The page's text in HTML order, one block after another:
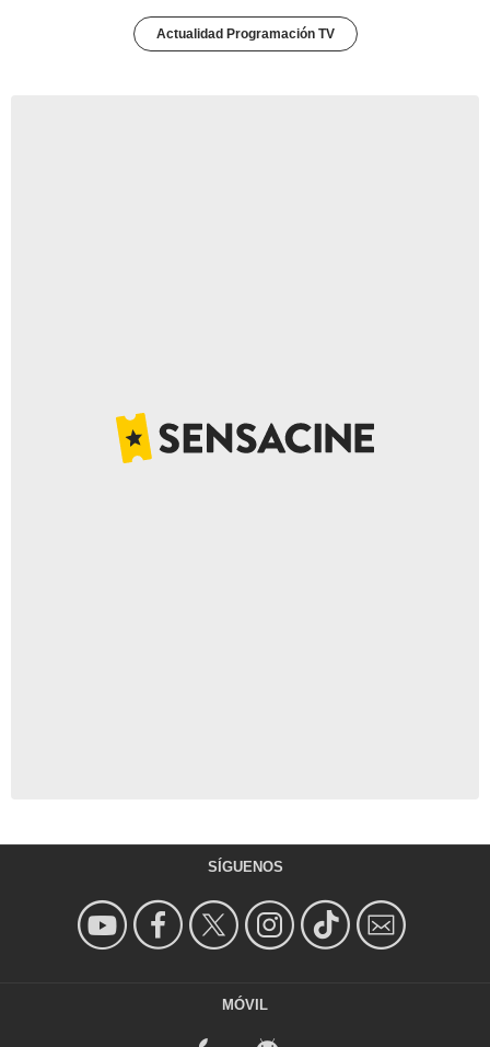
Actualidad Programación TV
SÍGUENOS
MÓVIL